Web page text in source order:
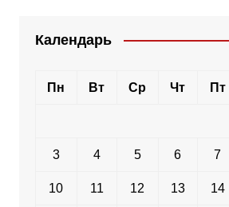
Календарь
Пн Вт Ср Чт Пт
3 4 5 6 7
10 11 12 13 14